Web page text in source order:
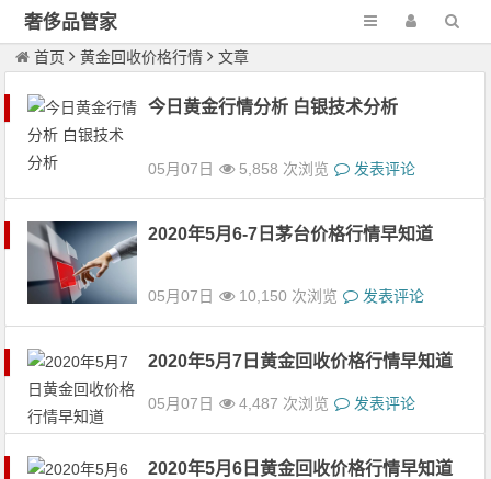
奢侈品管家
首页 黄金回收价格行情 文章
今日黄金行情分析 白银技术分析
05月07日 5,858 次浏览 发表评论
2020年5月6-7日茅台价格行情早知道
05月07日 10,150 次浏览 发表评论
2020年5月7日黄金回收价格行情早知道
05月07日 4,487 次浏览 发表评论
2020年5月6日黄金回收价格行情早知道